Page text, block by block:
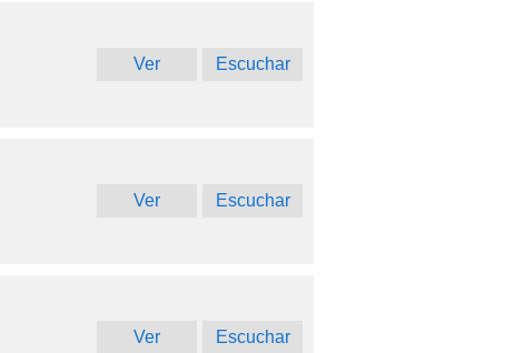
Ver Escuchar
Ver Escuchar
Ver Escuchar